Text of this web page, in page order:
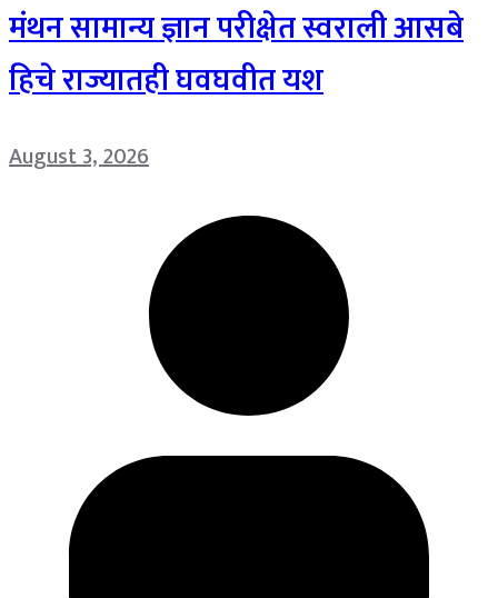
मंथन सामान्य ज्ञान परीक्षेत स्वराली आसबे
हिचे राज्यातही घवघवीत यश
August 3, 2026